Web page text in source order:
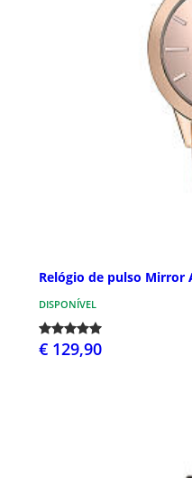
Relógio de pulso Mirror
DISPONÍVEL
€ 129,90